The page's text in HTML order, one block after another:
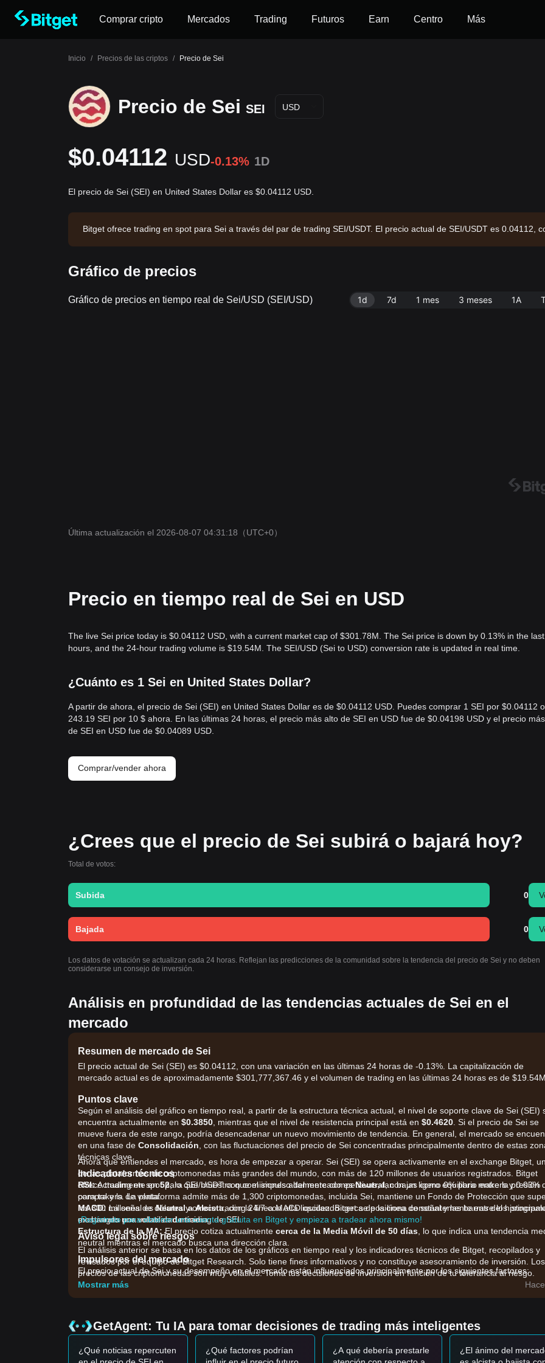
Comprar cripto Mercados Trading Futuros Earn Centro Más
Inicio / Precios de las criptos / Precio de Sei
Precio de Sei SEI USD
$0.04112 USD-0.13% 1D
El precio de Sei (SEI) en United States Dollar es $0.04112 USD.
Bitget ofrece trading en spot para Sei a través del par de trading SEI/USDT. El precio actual de SEI/USDT es 0.04112,
Gráfico de precios
Gráfico de precios en tiempo real de Sei/USD (SEI/USD) 1d 7d 1 mes 3 meses 1A
Última actualización el 2026-08-07 04:31:18 （UTC+0）
Precio en tiempo real de Sei en USD
The live Sei price today is $0.04112 USD, with a current market cap of $301.78M. The Sei price is down by 0.13% in the
hours, and the 24-hour trading volume is $19.54M. The SEI/USD (Sei to USD) conversion rate is updated in real time.
¿Cuánto es 1 Sei en United States Dollar?
A partir de ahora, el precio de Sei (SEI) en United States Dollar es de $0.04112 USD. Puedes comprar 1 SEI por $0.04112 o
243.19 SEI por 10 $ ahora. En las últimas 24 horas, el precio más alto de SEI en USD fue de $0.04198 USD y el precio
de SEI en USD fue de $0.04089 USD.
Comprar/vender ahora
¿Crees que el precio de Sei subirá o bajará hoy?
Total de votos:
Subida 0
Bajada 0
Los datos de votación se actualizan cada 24 horas. Reflejan las predicciones de la comunidad sobre la tendencia del precio de Sei y no deben
considerarse un consejo de inversión.
Análisis en profundidad de las tendencias actuales de Sei en el
mercado
Resumen de mercado de Sei
El precio actual de Sei (SEI) es $0.04112, con una variación en las últimas 24 horas de -0.13%. La capitalización de
mercado actual es de aproximadamente $301,777,367.46 y el volumen de trading en las últimas 24 horas es de $19.54M.
Puntos clave
Según el análisis del gráfico en tiempo real, a partir de la estructura técnica actual, el nivel de soporte clave de Sei (SEI)
encuentra actualmente en $0.3850 , mientras que el nivel de resistencia principal está en $0.4620 . Si el precio de Sei se
mueve fuera de este rango, podría desencadenar un nuevo movimiento de tendencia. En general, el mercado se
en una fase de Consolidación , con las fluctuaciones del precio de Sei concentradas principalmente dentro de estas
técnicas clave.
Indicadores técnicos
RSI:Actualmente en52, lo que muestra que el impulso del mercado esNeutral, con un ligero equilibrio entre la presión
compra y la de venta.
MACD: La señal esNeutral a Alcista, con la línea MACD oscilando cerca de la línea de señal y las barras del
mostrando una volatilidad mínima.
Estructura de la MA: El precio cotiza actualmente cerca de la Media Móvil de 50 días , lo que indica una tendencia
neutral mientras el mercado busca una dirección clara.
Impulsores del mercado
El precio actual de Sei y su desempeño en el mercado están influenciados principalmente por los siguientes factores:
•Crecimiento del ecosistema:
El aumento del Total Value Locked (TVL) y la implementación de nuevas aplicaciones
•Correlación con el mercado más amplio:SEI continúa mostrando una fuerte correlación con los principales activos de
Capa 1, reaccionando a los cambios generales de liquidez en el espacio cripto.
Señales de trading
Ahora que entiendes el mercado, es hora de empezar a operar. Sei (SEI) se opera activamente en el exchange Bitget,
de las plataformas de criptomonedas más grandes del mundo, con más de 120 millones de usuarios registrados. Bitget
ofrece trading en spot para SEI/USDT con comisiones altamente competitivas, tan bajas como 0% para makers y 0.03%
para takers. La plataforma admite más de 1,300 criptomonedas, incluida Sei, mantiene un Fondo de Protección que
los 300 millones de dólares y ofrece trading 24/7 con alta liquidez. Bitget se posiciona constantemente entre los
exchanges por volumen de trading de SEI.
¡Regístrate para obtener una cuenta gratuita en Bitget y empieza a tradear ahora mismo!
Aviso legal sobre riesgos
El análisis anterior se basa en los datos de los gráficos en tiempo real y los indicadores técnicos de Bitget, recopilados y
revisados por el equipo de Bitget Research. Solo tiene fines informativos y no constituye asesoramiento de inversión. Los
precios de las criptomonedas son muy volátiles. Toma tus decisiones de inversión en función de tu tolerancia al riesgo.
Mostrar más
GetAgent: Tu IA para tomar decisiones de trading más inteligentes
¿Qué noticias repercuten
¿Qué factores podrían
¿A qué debería prestarle
¿El ánimo del